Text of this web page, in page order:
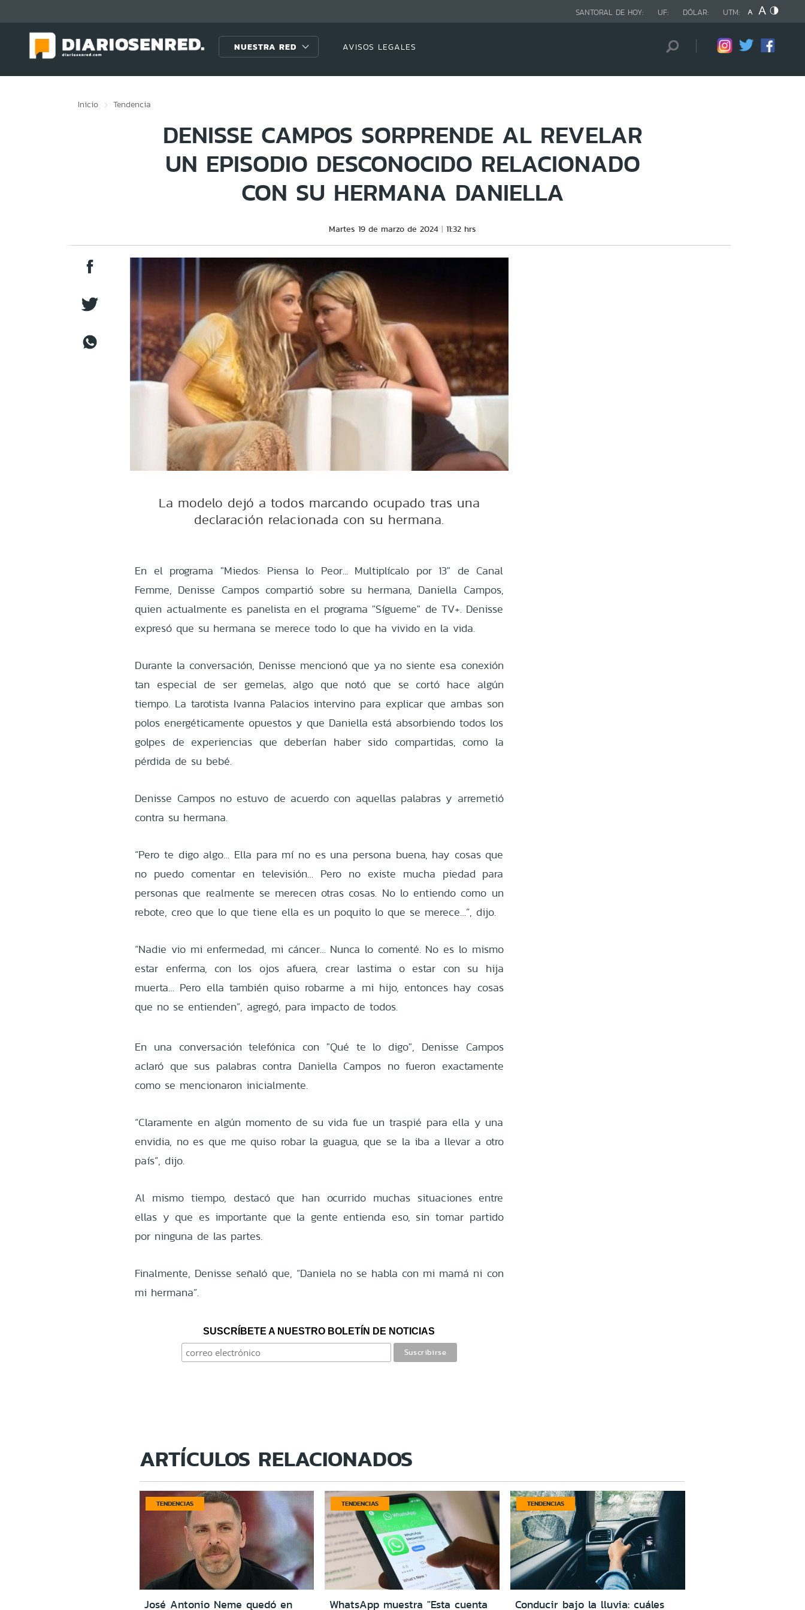
SANTORAL DE HOY: UF: DÓLAR: UTM:
NUESTRA RED AVISOS LEGALES
Inicio Tendencia
DENISSE CAMPOS SORPRENDE AL REVELAR
UN EPISODIO DESCONOCIDO RELACIONADO
CON SU HERMANA DANIELLA
Martes 19 de marzo de 2024 11:32 hrs
La modelo dejó a todos marcando ocupado tras una
declaración relacionada con su hermana.
En el programa "Miedos: Piensa lo Peor... Multiplícalo por 13" de Canal
Femme, Denisse Campos compartió sobre su hermana, Daniella Campos,
quien actualmente es panelista en el programa "Sígueme" de TV+. Denisse
expresó que su hermana se merece todo lo que ha vivido en la vida.
Durante la conversación, Denisse mencionó que ya no siente esa conexión
tan especial de ser gemelas, algo que notó que se cortó hace algún
tiempo. La tarotista Ivanna Palacios intervino para explicar que ambas son
polos energéticamente opuestos y que Daniella está absorbiendo todos los
golpes de experiencias que deberían haber sido compartidas, como la
pérdida de su bebé.
Denisse Campos no estuvo de acuerdo con aquellas palabras y arremetió
contra su hermana.
“Pero te digo algo… Ella para mí no es una persona buena, hay cosas que
no puedo comentar en televisión… Pero no existe mucha piedad para
personas que realmente se merecen otras cosas. No lo entiendo como un
rebote, creo que lo que tiene ella es un poquito lo que se merece…”, dijo.
“Nadie vio mi enfermedad, mi cáncer… Nunca lo comenté. No es lo mismo
estar enferma, con los ojos afuera, crear lastima o estar con su hija
muerta… Pero ella también quiso robarme a mi hijo, entonces hay cosas
que no se entienden”, agregó, para impacto de todos.
En una conversación telefónica con "Qué te lo digo", Denisse Campos
aclaró que sus palabras contra Daniella Campos no fueron exactamente
como se mencionaron inicialmente.
“Claramente en algún momento de su vida fue un traspié para ella y una
envidia, no es que me quiso robar la guagua, que se la iba a llevar a otro
país”, dijo.
Al mismo tiempo, destacó que han ocurrido muchas situaciones entre
ellas y que es importante que la gente entienda eso, sin tomar partido
por ninguna de las partes.
Finalmente, Denisse señaló que, “Daniela no se habla con mi mamá ni con
mi hermana”.
SUSCRÍBETE A NUESTRO BOLETÍN DE NOTICIAS
ARTÍCULOS RELACIONADOS
TENDENCIAS
José Antonio Neme quedó en
TENDENCIAS
WhatsApp muestra "Esta cuenta
TENDENCIAS
Conducir bajo la lluvia: cuáles